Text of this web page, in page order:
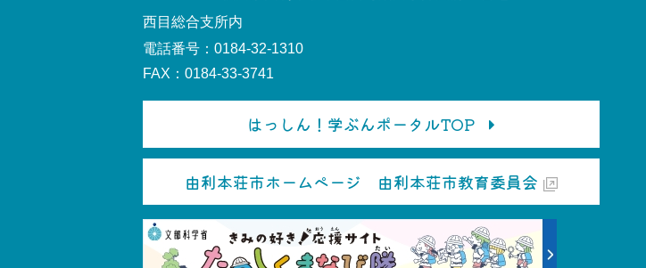
西目総合支所内
電話番号：0184-32-1310
FAX：0184-33-3741
はっしん！学ぶんポータルTOP
由利本荘市ホームページ 由利本荘市教育委員会